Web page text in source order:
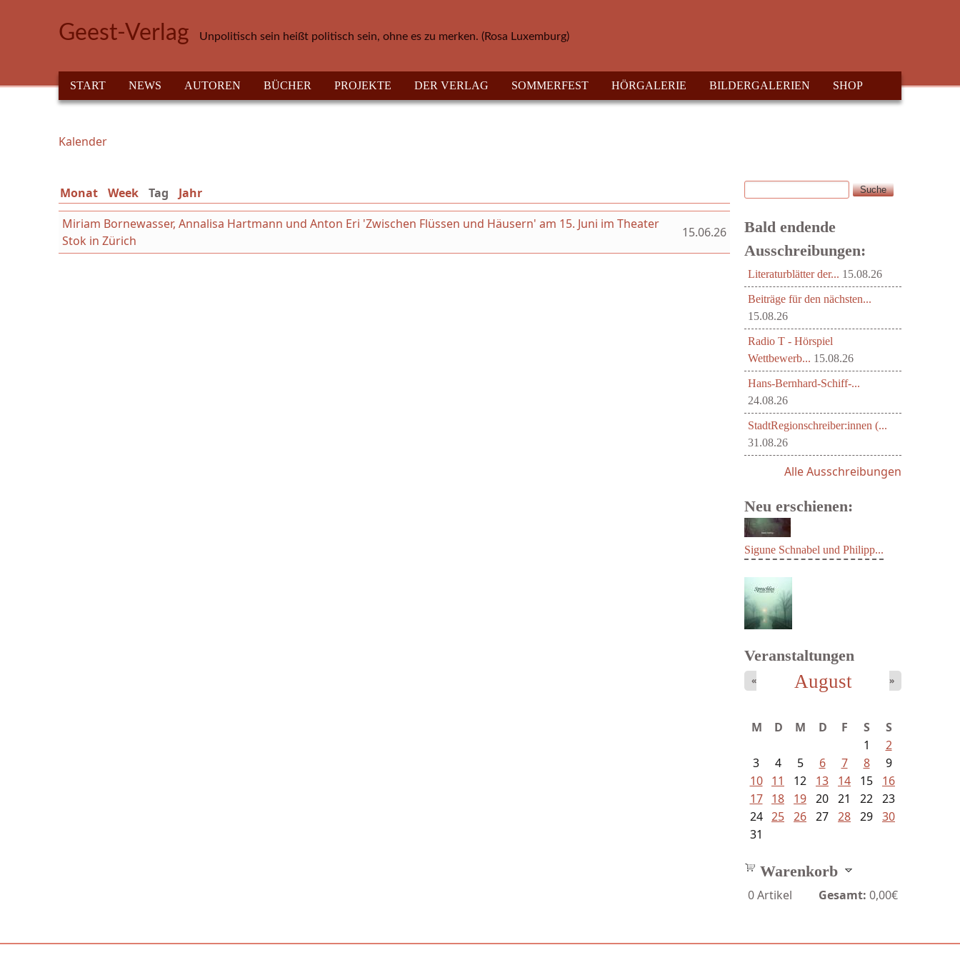
Geest-Verlag Unpolitisch sein heißt politisch sein, ohne es zu merken. (Rosa Luxemburg)
HAUPTMENÜ
START NEWS AUTOREN BÜCHER PROJEKTE DER VERLAG SOMMERFEST HÖRGALERIE BILDERGALERIEN SHOP
Sie sind hier
Kalender
Monat Week Tag (aktiver Reiter)
Jahr
Miriam Bornewasser, Annalisa Hartmann und Anton Eri 'Zwischen Flüssen und Häusern' am 15. Juni im Theater
Stok in Zürich
15.06.26
Suchformular
Suche
Bald endende
Ausschreibungen:
Literaturblätter der... 15.08.26
Beiträge für den nächsten...
15.08.26
Radio T - Hörspiel
Wettbewerb... 15.08.26
Hans-Bernhard-Schiff-...
24.08.26
StadtRegionschreiber:innen (...
31.08.26
Alle Ausschreibungen
Neu erschienen:
Sigune Schnabel und Philipp...
Sprachlos...
Veranstaltungen
August
« »
M D M D F S
S
1
2
3
4 5 6 7 8
9
10
11 12 13 14 15
16
17
18 19 20 21 22 23
24 25 26 27 28 29 30
31
Warenkorb
0Artikel Gesamt: 0,00€